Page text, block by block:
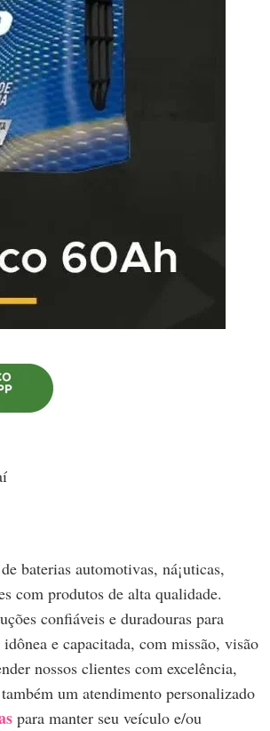
baterias automotivas, ná¡uticas,
com produtos de alta qualidade.
confiáveis e duradouras para
e capacitada, com missão, visão
nossos clientes com excelência,
um atendimento personalizado
para manter seu veí­culo e/ou